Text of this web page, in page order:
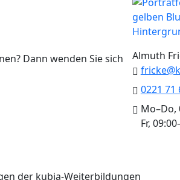
Dann wenden Sie sich
Almuth
0221 71
Mo–Do,
Fr,
der kubia-Weiterbildungen